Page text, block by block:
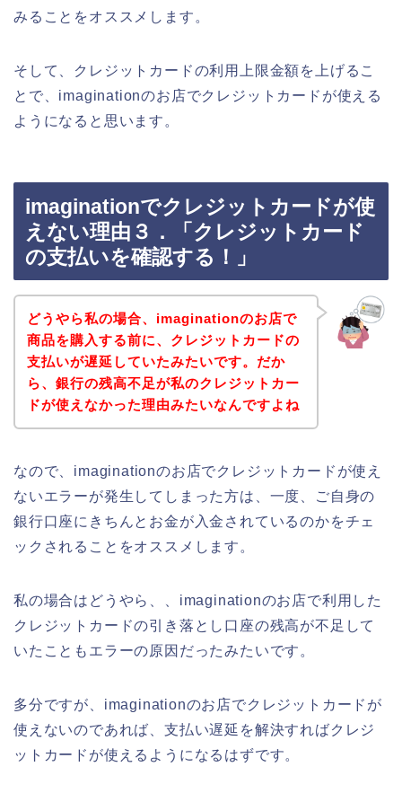
みることをオススメします。
そして、クレジットカードの利用上限金額を上げるこ
とで、imaginationのお店でクレジットカードが使える
ようになると思います。
imaginationでクレジットカードが使
えない理由３．「クレジットカード
の支払いを確認する！」
どうやら私の場合、imaginationのお店で
商品を購入する前に、クレジットカードの
支払いが遅延していたみたいです。だか
ら、銀行の残高不足が私のクレジットカー
ドが使えなかった理由みたいなんですよね
なので、imaginationのお店でクレジットカードが使え
ないエラーが発生してしまった方は、一度、ご自身の
銀行口座にきちんとお金が入金されているのかをチェ
ックされることをオススメします。
私の場合はどうやら、、imaginationのお店で利用した
クレジットカードの引き落とし口座の残高が不足して
いたこともエラーの原因だったみたいです。
多分ですが、imaginationのお店でクレジットカードが
使えないのであれば、支払い遅延を解決すればクレジ
ットカードが使えるようになるはずです。